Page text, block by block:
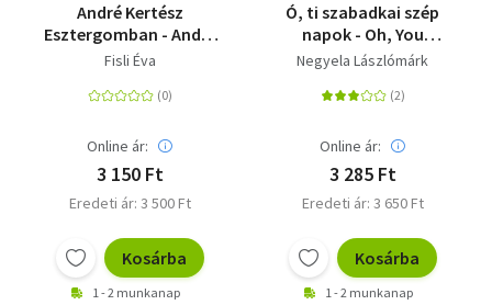
André Kertész
Esztergomban - André
Kertész in Esztergom
Fisli Éva
Online ár:
3 150 Ft
Eredeti ár: 3 500 Ft
Kosárba
1 - 2 munkanap
Ó, ti szabadkai szép
napok - Oh, You
Beautiful Days of
Negyela Lászlómárk
Online ár:
3 285 Ft
Eredeti ár: 3 650 Ft
Kosárba
1 - 2 munkanap